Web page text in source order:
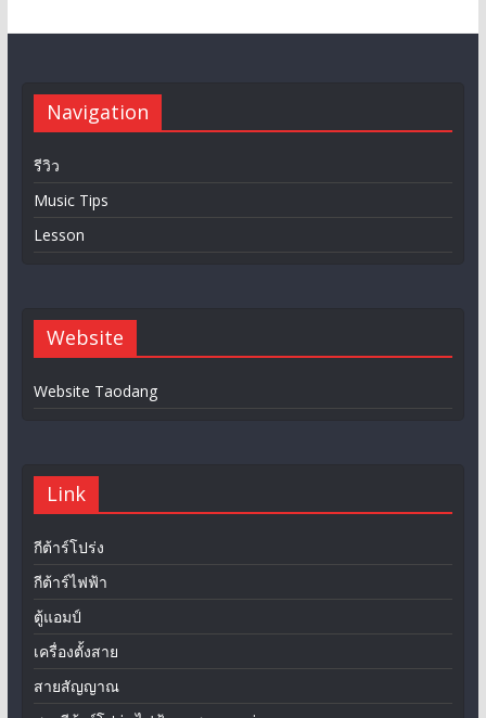
Navigation
รีวิว
Music Tips
Lesson
Website
Website Taodang
Link
กีต้าร์โปร่ง
กีต้าร์ไฟฟ้า
ตู้แอมป์
เครื่องตั้งสาย
สายสัญญาณ